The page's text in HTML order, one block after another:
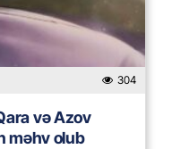
304
və Azov
məhv olub